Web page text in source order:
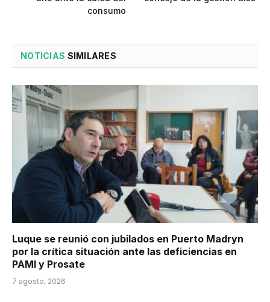
consumo
NOTICIAS SIMILARES
Luque se reunió con jubilados en Puerto Madryn
por la crítica situación ante las deficiencias en
PAMI y Prosate
7 agosto, 2026